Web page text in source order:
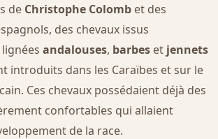
de Christophe Colombet des
des chevaux issus
andalouses, barbeset jennets
introduits dans les Caraïbes et sur le
Ces chevaux possédaient déjà des
confortables qui allaient
de la race.